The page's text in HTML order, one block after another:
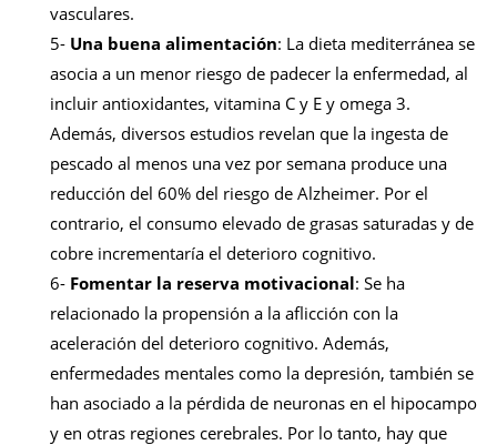
vasculares.
5- Una buena alimentación: La dieta mediterránea se
asocia a un menor riesgo de padecer la enfermedad, al
incluir antioxidantes, vitamina C y E y omega 3.
Además, diversos estudios revelan que la ingesta de
pescado al menos una vez por semana produce una
reducción del 60% del riesgo de Alzheimer. Por el
contrario, el consumo elevado de grasas saturadas y de
cobre incrementaría el deterioro cognitivo.
6- Fomentar la reserva motivacional: Se ha
relacionado la propensión a la aflicción con la
aceleración del deterioro cognitivo. Además,
enfermedades mentales como la depresión, también se
han asociado a la pérdida de neuronas en el hipocampo
y en otras regiones cerebrales. Por lo tanto, hay que